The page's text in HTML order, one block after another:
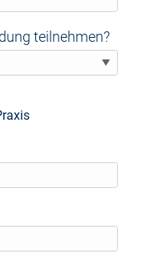
teilnehmen?